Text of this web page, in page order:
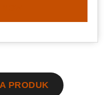
PRODUK